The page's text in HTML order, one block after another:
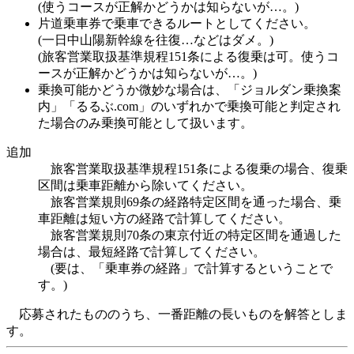
(使うコースが正解かどうかは知らないが…。)
片道乗車券で乗車できるルートとしてください。
(一日中山陽新幹線を往復…などはダメ。)
(旅客営業取扱基準規程151条による復乗は可。使うコ
ースが正解かどうかは知らないが…。)
乗換可能かどうか微妙な場合は、「ジョルダン乗換案
内」「るるぶ.com」のいずれかで乗換可能と判定され
た場合のみ乗換可能として扱います。
追加
旅客営業取扱基準規程151条による復乗の場合、復乗
区間は乗車距離から除いてください。
旅客営業規則69条の経路特定区間を通った場合、乗
車距離は短い方の経路で計算してください。
旅客営業規則70条の東京付近の特定区間を通過した
場合は、最短経路で計算してください。
(要は、「乗車券の経路」で計算するということで
す。)
応募されたもののうち、一番距離の長いものを解答としま
す。